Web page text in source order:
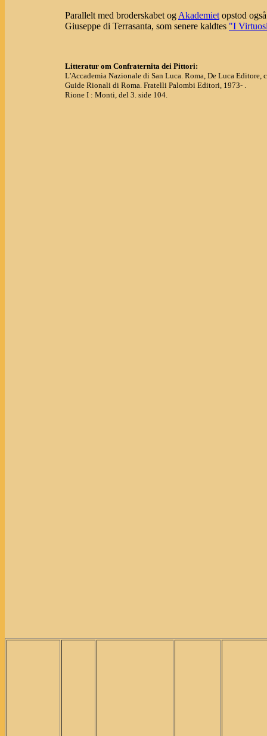
Parallelt med broderskabet og Akademiet opstod
Giuseppe di Terrasanta, som senere kaldtes "I
Litteratur om Confraternita dei Pittori:
L'Accademia Nazionale di San Luca. Roma, De Luca Editore,
Guide Rionali di Roma. Fratelli Palombi Editori, 1973- .
Rione I : Monti, del 3. side 104.